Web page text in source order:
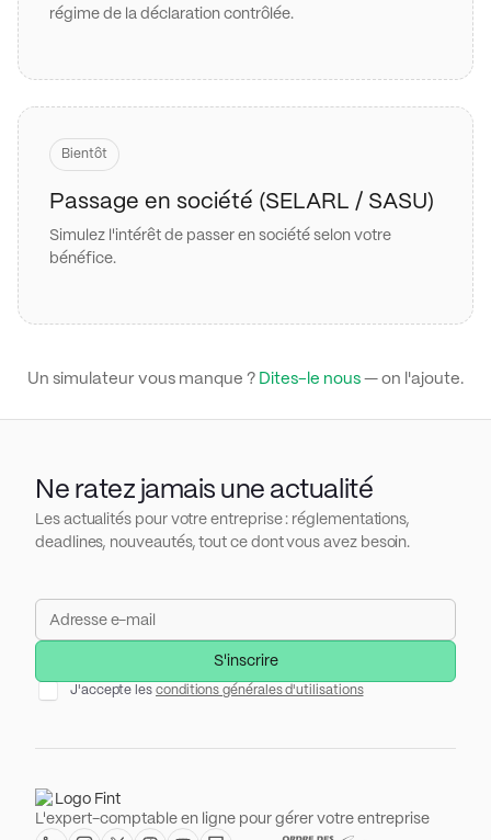
régime de la déclaration contrôlée.
Bientôt
Passage en société (SELARL / SASU)
Simulez l'intérêt de passer en société selon votre
bénéfice.
Un simulateur vous manque ? Dites-le nous — on l'ajoute.
Ne ratez jamais une actualité
Les actualités pour votre entreprise : réglementations,
deadlines, nouveautés, tout ce dont vous avez besoin.
J'accepte les conditions générales d'utilisations
L'expert-comptable en ligne pour gérer votre entreprise